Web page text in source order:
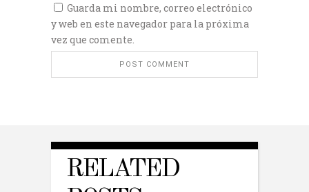
Guarda mi nombre, correo electrónico
y web en este navegador para la próxima
vez que comente.
RELATED